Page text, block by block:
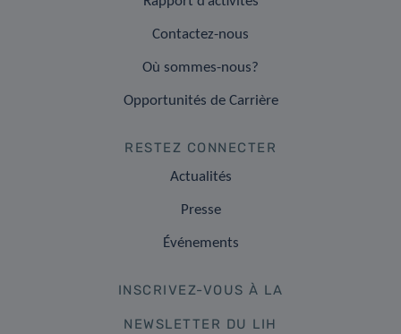
Contactez-nous
Où sommes-nous?
Opportunités de Carrière
RESTEZ CONNECTER
Actualités
Presse
Événements
INSCRIVEZ-VOUS À LA
NEWSLETTER DU LIH